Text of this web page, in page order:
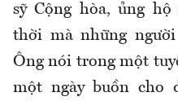
sỹ Cộng hòa, ủng
thời mà những
Ông nói trong một
một ngày buồn cho